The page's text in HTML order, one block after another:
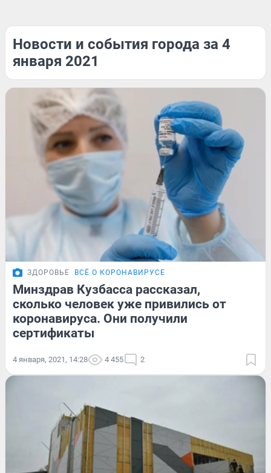
Новости и события города за 4
января 2021
ЗДОРОВЬЕ ВСЁ О КОРОНАВИРУСЕ
Минздрав Кузбасса рассказал,
сколько человек уже привились от
коронавируса. Они получили
сертификаты
4 января, 2021, 14:28 4 455 2